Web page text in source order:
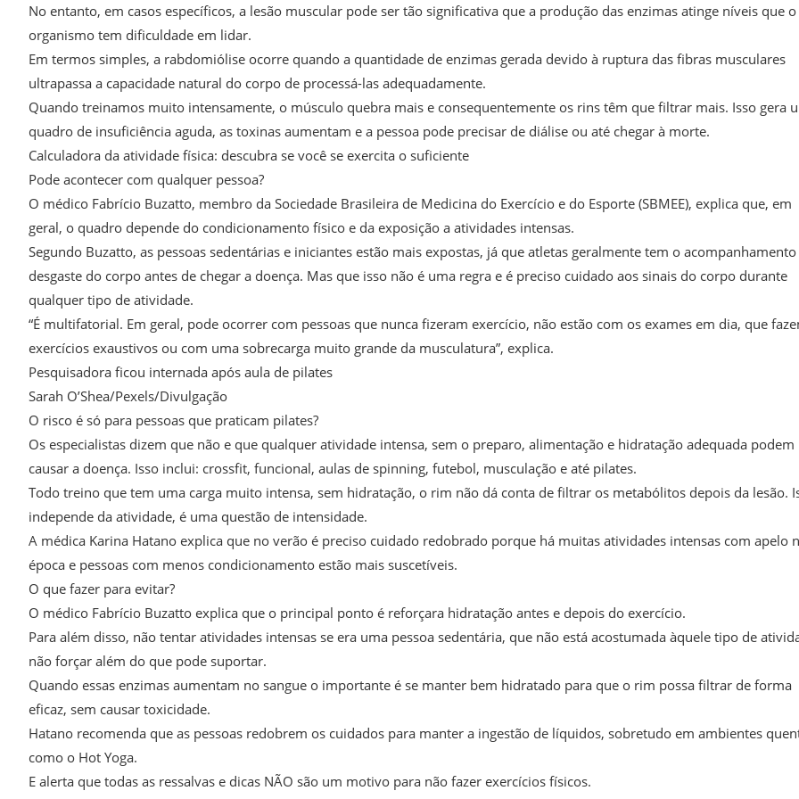
No entanto, em casos específicos, a lesão muscular pode ser tão significativa que a produção das enzimas atinge níveis que o
organismo tem dificuldade em lidar.
Em termos simples, a rabdomiólise ocorre quando a quantidade de enzimas gerada devido à ruptura das fibras musculares
ultrapassa a capacidade natural do corpo de processá-las adequadamente.
Quando treinamos muito intensamente, o músculo quebra mais e consequentemente os rins têm que filtrar mais. Isso gera
quadro de insuficiência aguda, as toxinas aumentam e a pessoa pode precisar de diálise ou até chegar à morte.
Calculadora da atividade física: descubra se você se exercita o suficiente
Pode acontecer com qualquer pessoa?
O médico Fabrício Buzatto, membro da Sociedade Brasileira de Medicina do Exercício e do Esporte (SBMEE), explica que, em
geral, o quadro depende do condicionamento físico e da exposição a atividades intensas.
Segundo Buzatto, as pessoas sedentárias e iniciantes estão mais expostas, já que atletas geralmente tem o
desgaste do corpo antes de chegar a doença. Mas que isso não é uma regra e é preciso cuidado aos sinais do corpo durante
qualquer tipo de atividade.
“É multifatorial. Em geral, pode ocorrer com pessoas que nunca fizeram exercício, não estão com os exames em dia, que
exercícios exaustivos ou com uma sobrecarga muito grande da musculatura”, explica.
Pesquisadora ficou internada após aula de pilates
Sarah O’Shea/Pexels/Divulgação
O risco é só para pessoas que praticam pilates?
Os especialistas dizem que não e que qualquer atividade intensa, sem o preparo, alimentação e hidratação adequada podem
causar a doença. Isso inclui: crossfit, funcional, aulas de spinning, futebol, musculação e até pilates.
Todo treino que tem uma carga muito intensa, sem hidratação, o rim não dá conta de filtrar os metabólitos depois da lesão.
independe da atividade, é uma questão de intensidade.
A médica Karina Hatano explica que no verão é preciso cuidado redobrado porque há muitas atividades intensas com apelo
época e pessoas com menos condicionamento estão mais suscetíveis.
O que fazer para evitar?
O médico Fabrício Buzatto explica que o principal ponto é reforçara hidratação antes e depois do exercício.
Para além disso, não tentar atividades intensas se era uma pessoa sedentária, que não está acostumada àquele tipo de
não forçar além do que pode suportar.
Quando essas enzimas aumentam no sangue o importante é se manter bem hidratado para que o rim possa filtrar de forma
eficaz, sem causar toxicidade.
Hatano recomenda que as pessoas redobrem os cuidados para manter a ingestão de líquidos, sobretudo em ambientes
como o Hot Yoga.
E alerta que todas as ressalvas e dicas NÃO são um motivo para não fazer exercícios físicos.